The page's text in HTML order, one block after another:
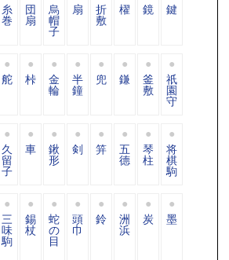
糸
巻
団
扇
烏
帽
子
扇 折
敷
櫂 鏡 鍵
舵 桛 金
輪
半
鐘
兜 鎌 釜
敷
祇
園
守
久
留
子
車 鍬
形
剣 笄 五
德
琴
柱
将
棋
駒
三
味
駒
錫
杖
蛇
の
目
頭
巾
鈴 洲
浜
炭 墨